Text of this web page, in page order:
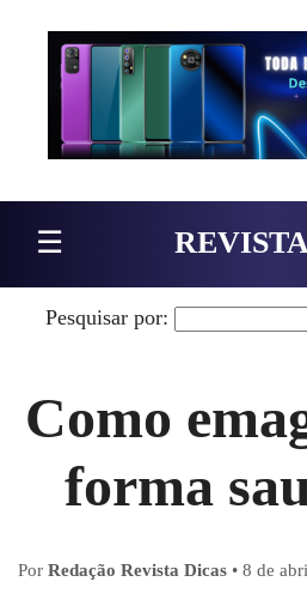
Pular para o conteúdo
☰
Pesquisar por:
Como
forma
Por Redação Revista Dicas • 8 de